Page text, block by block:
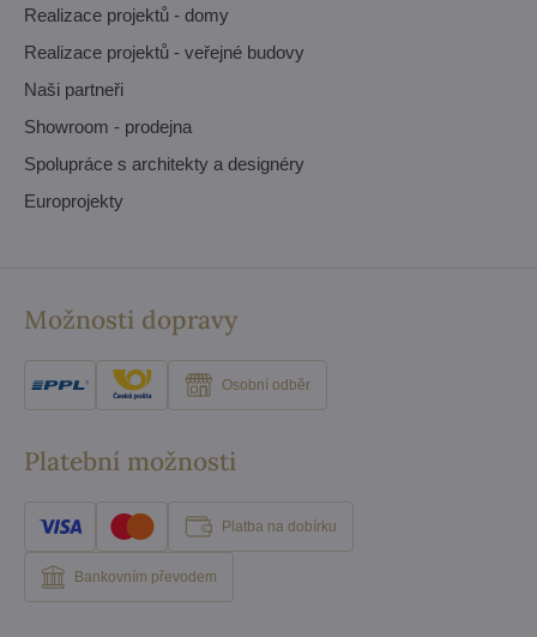
Realizace projektů - domy
Realizace projektů - veřejné budovy
Naši partneři
Showroom - prodejna
Spolupráce s architekty a designéry
Europrojekty
Možnosti dopravy
Osobní odběr
Platební možnosti
Platba na dobírku
Bankovním převodem